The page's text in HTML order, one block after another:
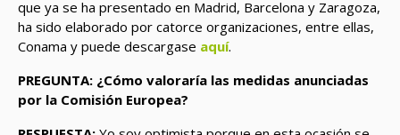
que ya se ha presentado en Madrid, Barcelona y Zaragoza,
ha sido elaborado por catorce organizaciones, entre ellas,
Conama y puede descargase aquí.
PREGUNTA: ¿Cómo valoraría las medidas anunciadas
por la Comisión Europea?